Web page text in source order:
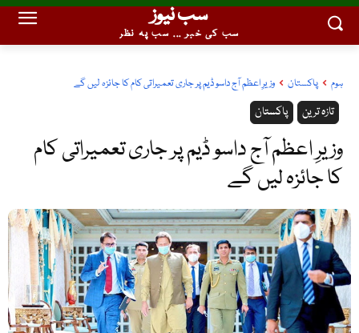
سب نیوز
سب کی خبر ... سب پہ نظر
ہوم پاکستان وزیرِ اعظم آج داسو ڈیم پر جاری تعمیراتی کام کا جائزہ لیں گے
پاکستان تازہ ترین
وزیرِ اعظم آج داسو ڈیم پر جاری تعمیراتی کام
کا جائزہ لیں گے